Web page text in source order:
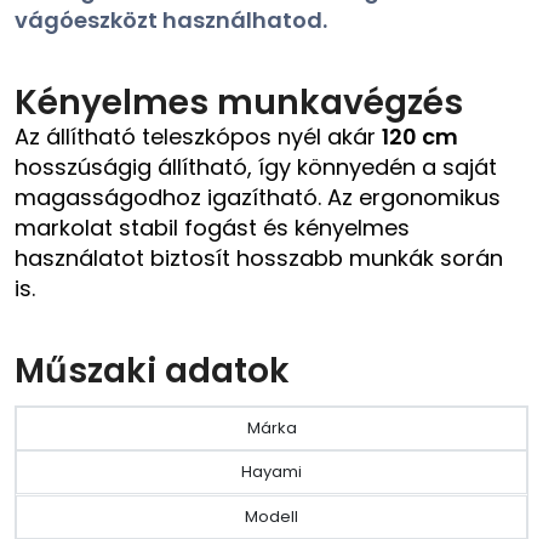
vágóeszközt használhatod.
Kényelmes munkavégzés
Az állítható teleszkópos nyél akár 120 cm
hosszúságig állítható, így könnyedén a saját
magasságodhoz igazítható. Az ergonomikus
markolat stabil fogást és kényelmes
használatot biztosít hosszabb munkák során
is.
Műszaki adatok
Márka
Hayami
Modell